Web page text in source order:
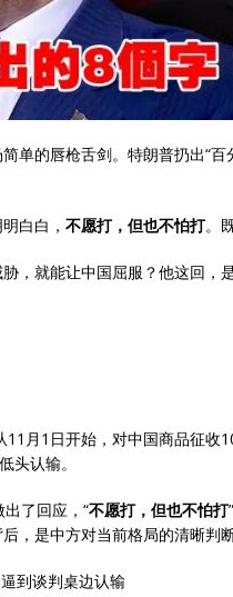
单的唇枪舌剑。特朗普扔出“
白白， 不愿打，但也不怕打。
，就能让中国屈服？他这回，
月1日开始，对中国商品征收
头认输。
了回应，“不愿打，但也不怕打
，是中方对当前格局的清晰判